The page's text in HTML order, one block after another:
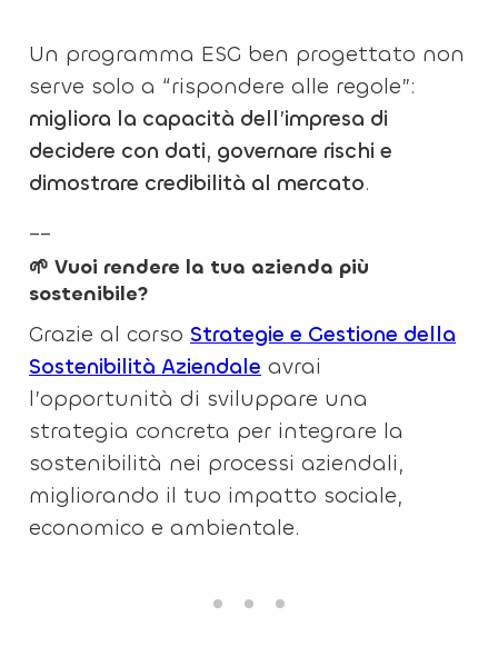
Un programma ESG ben progettato non
serve solo a “rispondere alle regole”:
migliora la capacità dell’impresa di
decidere con dati, governare rischi e
dimostrare credibilità al mercato.
🌱 Vuoi rendere la tua azienda più
sostenibile?
Grazie al corso Strategie e Gestione della
Sostenibilità Aziendale avrai
l’opportunità di sviluppare una
strategia concreta per integrare la
sostenibilità nei processi aziendali,
migliorando il tuo impatto sociale,
economico e ambientale.